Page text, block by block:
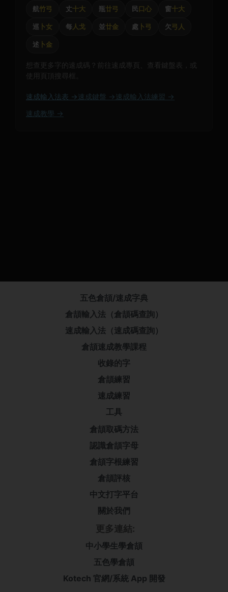
航竹弓 丈十大 瓶廿弓 民口心 窗十大
巡 卜女 每人戈 並廿金 處 卜弓 欠弓人
述 卜金
想查更多字的速成碼？前往速成專頁、查看鍵盤表，或
使用頁頂搜尋框。
速成輸入法表 → 速成鍵盤 → 速成輸入法練習 →
速成教學 →
五色倉頡/速成字典
倉頡輸入法（倉頡碼查詢）
速成輸入法（速成碼查詢）
倉頡速成教學課程
收錄的字
倉頡練習
速成練習
工具
倉頡取碼方法
認識倉頡字母
倉頡字根練習
倉頡評核
中文打字平台
關於我們
更多連結:
中小學生學倉頡
五色學倉頡
Kotech 官網/系統 App 開發